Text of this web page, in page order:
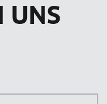
UNS